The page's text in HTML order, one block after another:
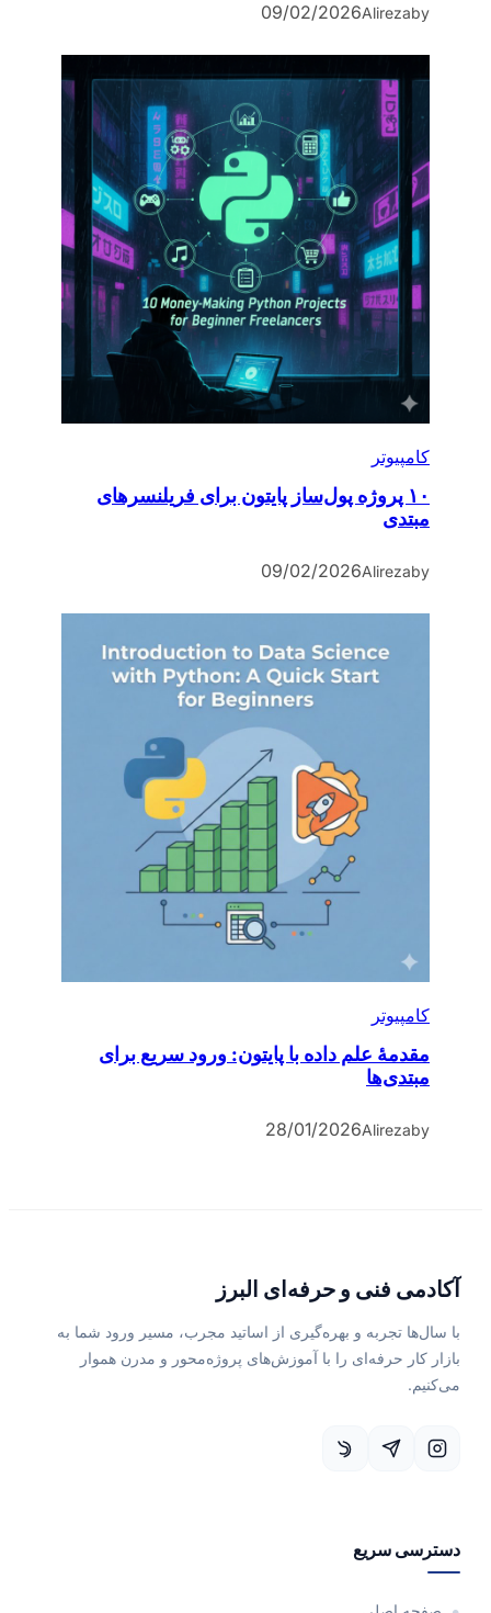
by
Alireza
09/02/2026
کامپیوتر
۱۰ پروژه پول‌ساز پایتون برای فریلنسرهای
مبتدی
by
Alireza
09/02/2026
کامپیوتر
مقدمۀ علم داده با پایتون: ورود سریع برای
مبتدی‌ها
by
Alireza
28/01/2026
آکادمی فنی و حرفه‌ای البرز
با سال‌ها تجربه و بهره‌گیری از اساتید مجرب، مسیر ورود شما به
بازار کار حرفه‌ای را با آموزش‌های پروژه‌محور و مدرن هموار
می‌کنیم.
دسترسی سریع